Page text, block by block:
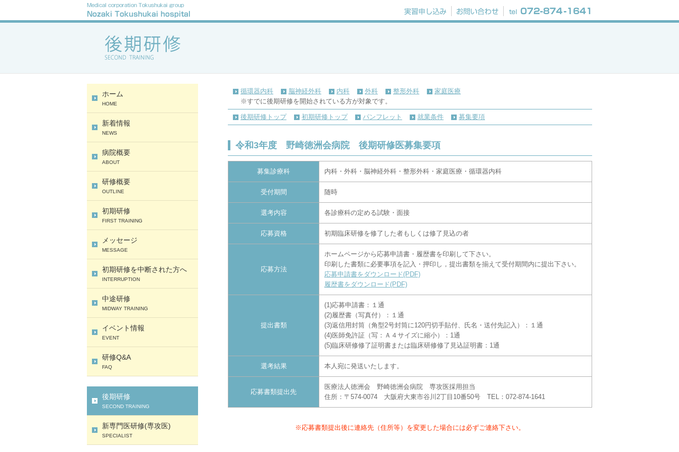
実習お申し込み お問い合わせ
ホーム
HOME
新着情報
NEWS
病院概要
ABOUT
研修概要
OUTLINE
初期研修
FIRST TRAINING
メッセージ
MESSAGE
初期研修を中断された方へ
INTERRUPTION
中途研修
MIDWAY TRAINING
イベント情報
EVENT
研修Q&A
FAQ
後期研修
SECOND TRAINING
新専門医研修(専攻医)
SPECIALIST
循環器内科 脳神経外科 内科 外科 整形外科
家庭医療
※すでに後期研修を開始されている方が対象です。
後期研修トップ 初期研修トップ パンフレット 就業条件 募集要項
令和3年度 野崎徳洲会病院 後期研修医募集要項
募集診療科 内科・外科・脳神経外科・整形外科・家庭医療・循環器内科
受付期間 随時
選考内容 各診療科の定める試験・面接
応募資格 初期臨床研修を修了した者もしくは修了見込の者
応募方法
ホームページから応募申請書・履歴書を印刷して下さい。
印刷した書類に必要事項を記入・押印し，提出書類を揃えて受付期間内に提出下さい。
応募申請書をダウンロード(PDF)
履歴書をダウンロード(PDF)
提出書類
(1)応募申請書：１通
(2)履歴書（写真付）：１通
(3)返信用封筒（角型2号封筒に120円切手貼付、氏名・送付先記入）：１通
(4)医師免許証（写：Ａ４サイズに縮小）：1通
(5)臨床研修修了証明書または臨床研修修了見込証明書：1通
選考結果 本人宛に発送いたします。
応募書類提出先
医療法人徳洲会 野崎徳洲会病院 専攻医採用担当
住所：〒574-0074 大阪府大東市谷川2丁目10番50号 TEL：072-874-1641
※応募書類提出後に連絡先（住所等）を変更した場合には必ずご連絡下さい。